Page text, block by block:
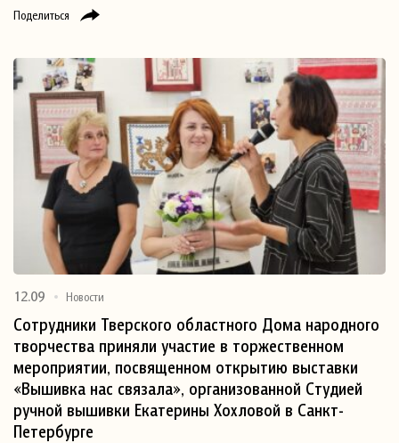
Поделиться
12.09 Новости
Сотрудники Тверского областного Дома народного
творчества приняли участие в торжественном
мероприятии, посвященном открытию выставки
«Вышивка нас связала», организованной Студией
ручной вышивки Екатерины Хохловой в Санкт-
Петербурге